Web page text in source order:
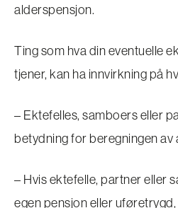
alderspensjon.
Ting som hva din eventuelle
tjener, kan ha innvirkning på
– Ektefelles, samboers eller
betydning for beregningen av
– Hvis ektefelle, partner eller
egen pensjon eller